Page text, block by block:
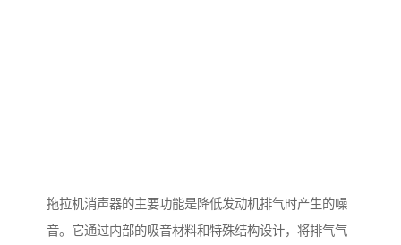
拖拉机消声器的主要功能是降低发动机排气时产生的噪
音。它通过内部的吸音材料和特殊结构设计，将排气气